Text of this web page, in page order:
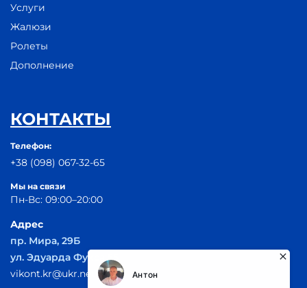
Услуги
Жалюзи
Ролеты
Дополнение
КОНТАКТЫ
Телефон:
+38 (098) 067-32-65
Мы на связи
Пн-Вс: 09:00–20:00
Адрес
пр. Мира, 29Б
ул. Эдуарда Фукса 55
vikont.kr@ukr.net